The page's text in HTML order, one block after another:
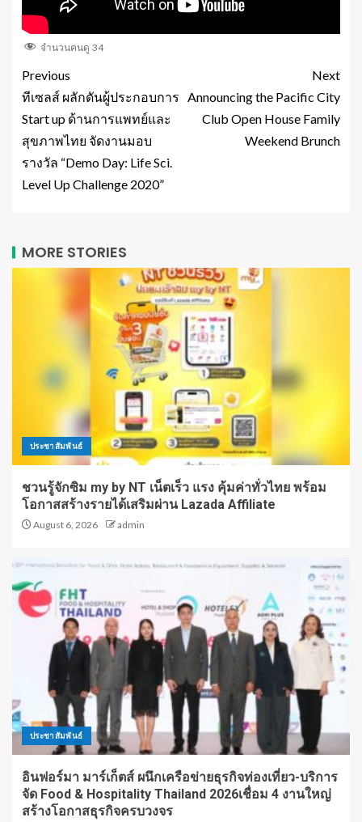
จำนวนคนดู 34
Previous
ทีเซลส์ ผลักดันผู้ประกอบการ
Start up ด้านการแพทย์และ
สุขภาพไทย จัดงานมอบ
รางวัล “Demo Day: Life Sci.
Level Up Challenge 2020”
Next
Announcing the Pacific City
Club Open House Family
Weekend Brunch
MORE STORIES
ประชาสัมพันธ์
ชวนรู้จักซิม my by NT เน็ตเร็ว แรง คุ้มค่าทั่วไทย พร้อม
โอกาสสร้างรายได้เสริมผ่าน Lazada Affiliate
August 6, 2026 admin
ประชาสัมพันธ์
อินฟอร์มา มาร์เก็ตส์ ผนึกเครือข่ายธุรกิจท่องเที่ยว-บริการ
จัด Food & Hospitality Thailand 2026เชื่อม 4 งานใหญ่
สร้างโอกาสธุรกิจครบวงจร